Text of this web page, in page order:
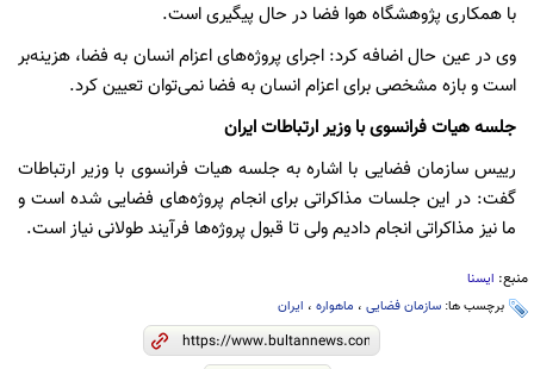
با همکاری پژوهشگاه هوا فضا در حال پیگیری است.
وی در عین حال اضافه کرد: اجرای پروژه‌های اعزام انسان به فضا، هزینه‌بر
است و بازه مشخصی برای اعزام انسان به فضا نمی‌توان تعیین کرد.
جلسه هیات فرانسوی با وزیر ارتباطات ایران
رییس سازمان فضایی با اشاره به جلسه هیات فرانسوی با وزیر ارتباطات
گفت: در این جلسات مذاکراتی برای انجام پروژه‌های فضایی شده است و
ما نیز مذاکراتی انجام دادیم ولی تا قبول پروژه‌ها فرآیند طولانی نیاز است.
منبع: ایسنا
برچسب ها: سازمان فضایی ، ماهواره‌ ، ایران